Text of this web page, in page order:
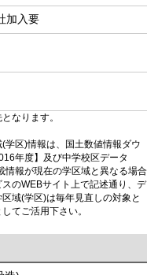
加入要
なります。
学区)情報は、国土数値情報ダウ
年度】及び中学校区データ
情報が現在の学区域と異なる場合
のWEBサイト上で記述通り、デ
域(学区)は毎年見直しの対象と
てご活用下さい。